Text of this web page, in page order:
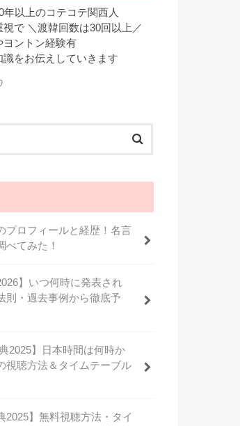
以上のコテコテ関西人
で ＼渡韓回数は30回以上／
ントン経験有
をお伝えしていきます
プロフィールと経歴！名言
べてみた！
】いつ何時に発表され
則・過去事例から徹底予
2025】日本時間は何時か
視聴方法＆タイムテーブル
2025】無料視聴方法・タイ